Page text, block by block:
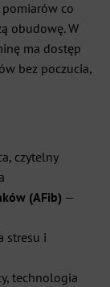
co
obudowę. W
ma dostęp
bez poczucia,
czytelny
(AFib) —
stresu i
technologia